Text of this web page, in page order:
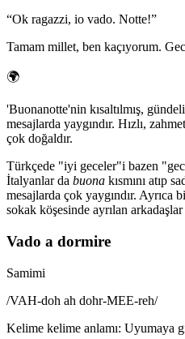
“Ok ragazzi, io vado. Notte!”
Tamam millet, ben kaçıyorum.
🌍
'Buonanotte'nin kısaltılmış,
mesajlarda yaygındır. Hızlı,
çok doğaldır.
Türkçede "iyi geceler"i bazen
İtalyanlar da buona kısmını atıp
mesajlarda çok yaygındır. Ayrıca
sokak köşesinde ayrılan arkadaşlar
Vado a dormire
Samimi
/VAH-doh ah dohr-MEE-reh/
Kelime kelime anlamı: Uyumaya